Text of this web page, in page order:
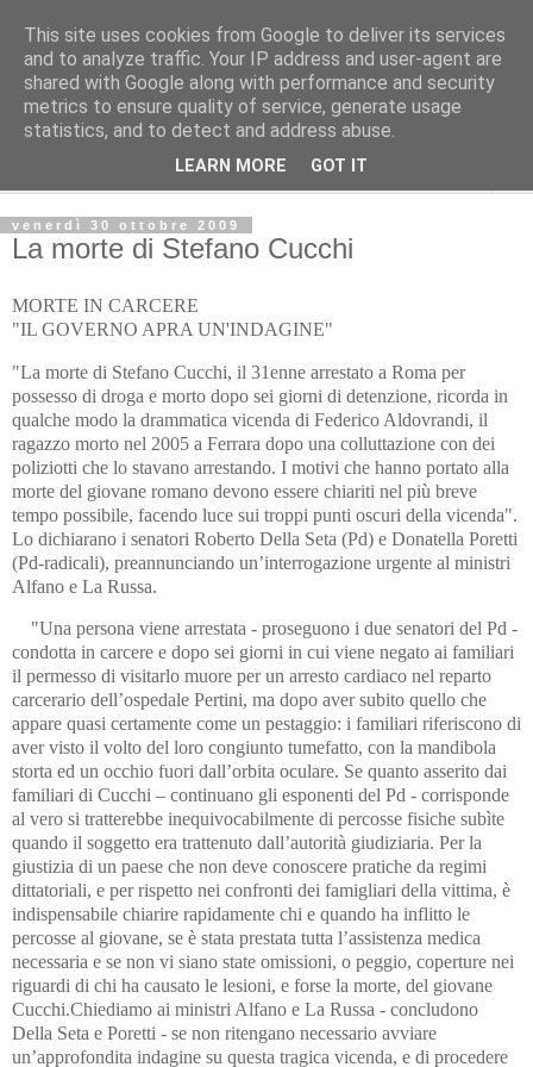
Avvenire dei lavoratori
POLITICA
venerdì 30 ottobre 2009
La morte di Stefano Cucchi
MORTE IN CARCERE
"IL GOVERNO APRA UN'INDAGINE"
"La morte di Stefano Cucchi, il 31enne arrestato a Roma per
possesso di droga e morto dopo sei giorni di detenzione, ricorda in
qualche modo la drammatica vicenda di Federico Aldovrandi, il
ragazzo morto nel 2005 a Ferrara dopo una colluttazione con dei
poliziotti che lo stavano arrestando. I motivi che hanno portato alla
morte del giovane romano devono essere chiariti nel più breve
tempo possibile, facendo luce sui troppi punti oscuri della vicenda".
Lo dichiarano i senatori Roberto Della Seta (Pd) e Donatella Poretti
(Pd-radicali), preannunciando un’interrogazione urgente al ministri
Alfano e La Russa.
"Una persona viene arrestata - proseguono i due senatori del Pd -
condotta in carcere e dopo sei giorni in cui viene negato ai familiari
il permesso di visitarlo muore per un arresto cardiaco nel reparto
carcerario dell’ospedale Pertini, ma dopo aver subito quello che
appare quasi certamente come un pestaggio: i familiari riferiscono di
aver visto il volto del loro congiunto tumefatto, con la mandibola
storta ed un occhio fuori dall’orbita oculare. Se quanto asserito dai
familiari di Cucchi – continuano gli esponenti del Pd - corrisponde
al vero si tratterebbe inequivocabilmente di percosse fisiche subìte
quando il soggetto era trattenuto dall’autorità giudiziaria. Per la
giustizia di un paese che non deve conoscere pratiche da regimi
dittatoriali, e per rispetto nei confronti dei famigliari della vittima, è
indispensabile chiarire rapidamente chi e quando ha inflitto le
percosse al giovane, se è stata prestata tutta l’assistenza medica
necessaria e se non vi siano state omissioni, o peggio, coperture nei
riguardi di chi ha causato le lesioni, e forse la morte, del giovane
Cucchi.Chiediamo ai ministri Alfano e La Russa - concludono
Della Seta e Poretti - se non ritengano necessario avviare
un’approfondita indagine su questa tragica vicenda, e di procedere
This site uses cookies from Google to deliver its services
and to analyze traffic. Your IP address and user-agent are
shared with Google along with performance and security
metrics to ensure quality of service, generate usage
statistics, and to detect and address abuse.
LEARN MORE GOT IT